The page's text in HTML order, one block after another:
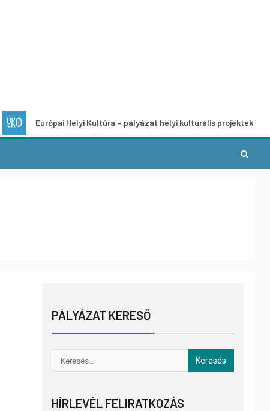
Európai Helyi Kultúra – pályázat helyi kulturális projektek fejlesztésére
PÁLYÁZAT KERESŐ
HÍRLEVÉL FELIRATKOZÁS